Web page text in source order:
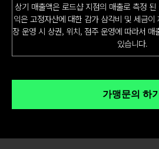
상기 매출액은 로드샵 지점의 매출로 측정 된
익은 고정자산에 대한 감가 삼각비 및 세금이
장 운영 시 상권, 위치, 점주 운영에 따라서
있습니다.